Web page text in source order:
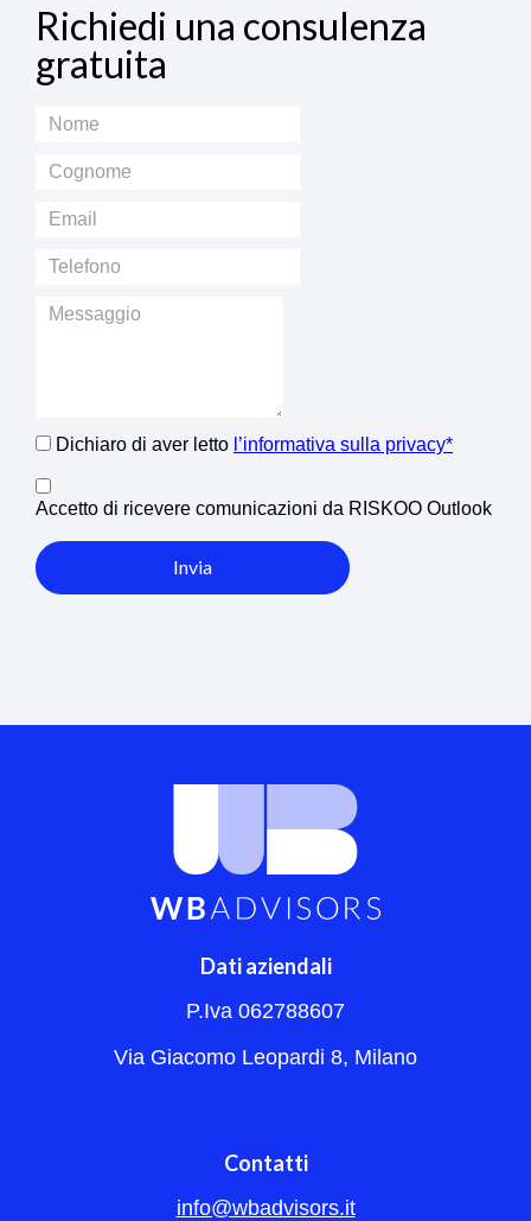
Richiedi una consulenza
gratuita
Dichiaro di aver letto l’informativa sulla privacy*
Accetto di ricevere comunicazioni da RISKOO Outlook
Invia
Dati aziendali
P.Iva 062788607
Via Giacomo Leopardi 8, Milano
Contatti
info@wbadvisors.it